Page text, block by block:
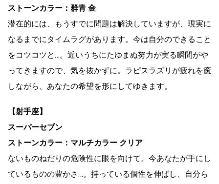
ストーンカラー：群青 金
潜在的には、もうすでに問題は解決していますが、現実に
なるまでにタイムラグがあります。今は自分のできること
をコツコツと…。近いうちにたゆまぬ努力が実る瞬間がや
ってきますので、気を抜かずに。ラピスラズリが疲れを癒
しながら、あなたの希望を形にしてゆきます。
【射手座】
スーパーセブン
ストーンカラー：マルチカラー クリア
ないものねだりの危険性に眼を向けて。今あなたが手にし
ているものの豊かさ…。持っている個性を伸ばし、自分ら